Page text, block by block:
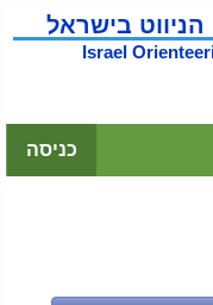
בישראל
Israel
כניסה